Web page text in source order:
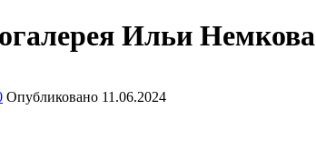
Ильи Немкова
Опубликовано 11.06.2024